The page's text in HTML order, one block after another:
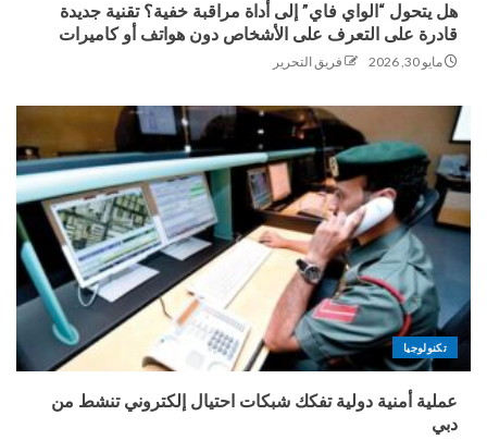
هل يتحول “الواي فاي” إلى أداة مراقبة خفية؟ تقنية جديدة
قادرة على التعرف على الأشخاص دون هواتف أو كاميرات
مايو 30, 2026 فريق التحرير
تكنولوجيا
عملية أمنية دولية تفكك شبكات احتيال إلكتروني تنشط من
دبي